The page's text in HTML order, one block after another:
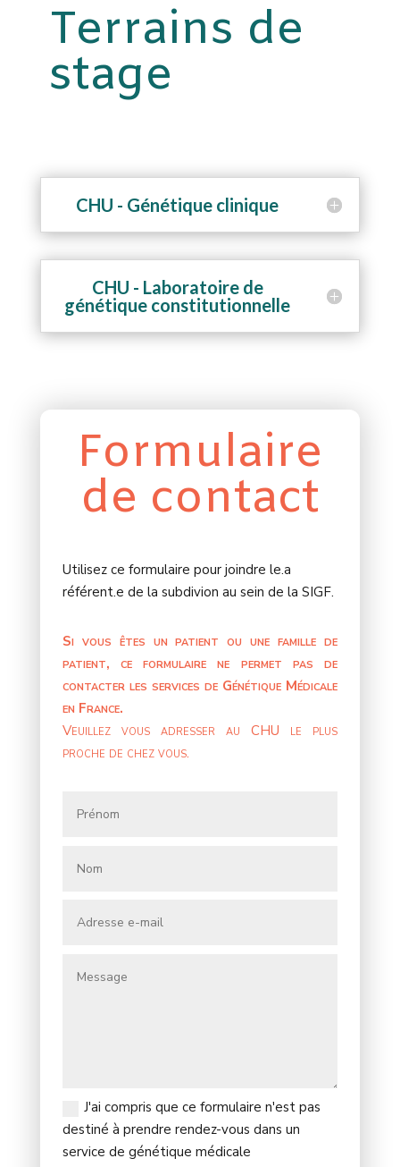
Terrains de
stage
CHU - Génétique clinique
CHU - Laboratoire de
génétique constitutionnelle
Formulaire
de contact
Utilisez ce formulaire pour joindre le.a
référent.e de la subdivion au sein de la SIGF.
Si vous êtes un patient ou une famille de
patient, ce formulaire ne permet pas de
contacter les services de Génétique Médicale
en France.
Veuillez vous adresser au CHU le plus
proche de chez vous.
J'ai compris que ce formulaire n'est pas
destiné à prendre rendez-vous dans un
service de génétique médicale